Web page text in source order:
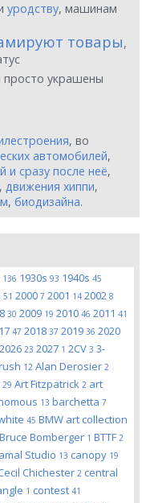
уродству, машинам
товары,
просто украшены
, во
автомобилей,
и сразу после неё,
, движения хиппи,
, биодизайна.
136 1930s 93 1940s 45
51 2000 7 2001 14 2002 8
30 2009 19 2010 46 2011 41
47 2018 37 2019 36 2020
2026 23 2027 1 2CV 3 3-
12 Alan Derosier 2
29 Art Fitzpatrick 2 art
13 barchetta 7
45 BMW art collection
Bruce Bomberger 1 BTTF 2
Studio 13 canopy 19
Chichester 2 central
1 contest 41